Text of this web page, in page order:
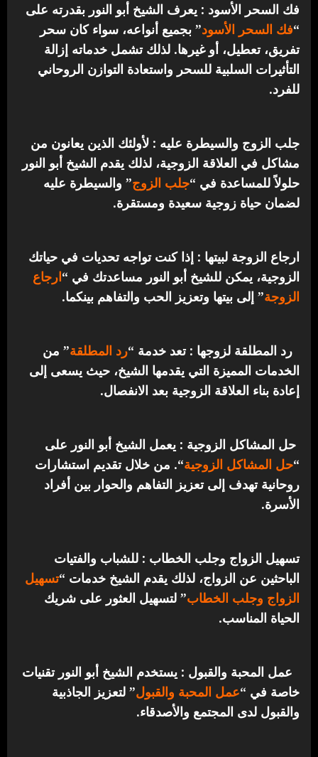
فك السحر الأسود : يعرف الشيخ أبو النور بقدرته على
“فك السحر الأسود” بجميع أنواعه، سواء كان سحر
تفريق، تعطيل، أو غيرها. لذلك تشمل خدماته إزالة
التأثيرات السلبية للسحر واستعادة التوازن الروحاني
للفرد.
جلب الزوج والسيطرة عليه : لأولئك الذين يعانون من
مشاكل في العلاقة الزوجية، لذلك يقدم الشيخ أبو النور
حلولاً للمساعدة في “جلب الزوج” والسيطرة عليه
لضمان حياة زوجية سعيدة ومستقرة.
ارجاع الزوجة لبيتها : إذا كنت تواجه تحديات في حياتك
الزوجية، يمكن للشيخ أبو النور مساعدتك في “ارجاع
الزوجة” إلى بيتها وتعزيز الحب والتفاهم بينكما.
رد المطلقة لزوجها : تعد خدمة “رد المطلقة” من
الخدمات المميزة التي يقدمها الشيخ، حيث يسعى إلى
إعادة بناء العلاقة الزوجية بعد الانفصال.
حل المشاكل الزوجية : يعمل الشيخ أبو النور على
“حل المشاكل الزوجية“. من خلال تقديم استشارات
روحانية تهدف إلى تعزيز التفاهم والحوار بين أفراد
الأسرة.
تسهيل الزواج وجلب الخطاب : للشباب والفتيات
الباحثين عن الزواج، لذلك يقدم الشيخ خدمات “تسهيل
الزواج وجلب الخطاب” لتسهيل العثور على شريك
الحياة المناسب.
عمل المحبة والقبول : يستخدم الشيخ أبو النور تقنيات
خاصة في “عمل المحبة والقبول” لتعزيز الجاذبية
والقبول لدى المجتمع والأصدقاء.